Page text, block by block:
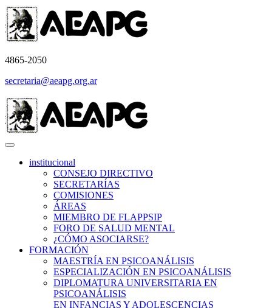
4865-2050
secretaria@aeapg.org.ar
institucional
CONSEJO DIRECTIVO
SECRETARÍAS
COMISIONES
ÁREAS
MIEMBRO DE FLAPPSIP
FORO DE SALUD MENTAL
¿CÓMO ASOCIARSE?
FORMACIÓN
MAESTRÍA EN PSICOANÁLISIS
ESPECIALIZACIÓN EN PSICOANÁLISIS
DIPLOMATURA UNIVERSITARIA EN
PSICOANÁLISIS
EN INFANCIAS Y ADOLESCENCIAS